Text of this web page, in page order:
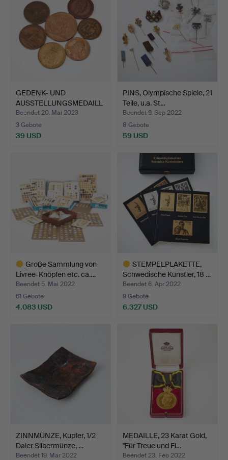
GEDENK- UND
AUSSTELLUNGSMEDAILL
EN, 7 Stk.,…
Beendet 20. Mai 2023
3 Gebote
39 USD
PINS, Olympische Spiele, 21
Teile, u.a. St…
Beendet 9. Sep 2022
8 Gebote
59 USD
Große Sammlung von
Livree-Knöpfen etc. ca.…
Beendet 5. Mai 2022
61 Gebote
4.083 USD
STEMPELPLAKETTE,
Schwedische Künstler, 18 …
Beendet 6. Apr 2022
9 Gebote
6.327 USD
ZINNMÜNZE, Kupfer, 1/2
Daler Silbermünze, …
Beendet 19. Mär 2022
MEDAILLE, 23 Karat Gold,
"Für Treue und Fl…
Beendet 23. Feb 2022